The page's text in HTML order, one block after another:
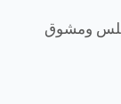
سلس ومشوق